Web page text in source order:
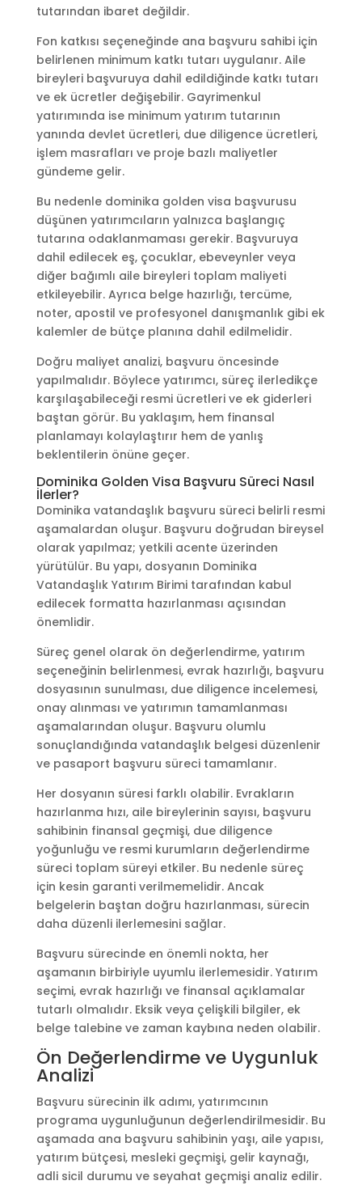
tutarından ibaret değildir.
Fon katkısı seçeneğinde ana başvuru sahibi için
belirlenen minimum katkı tutarı uygulanır. Aile
bireyleri başvuruya dahil edildiğinde katkı tutarı
ve ek ücretler değişebilir. Gayrimenkul
yatırımında ise minimum yatırım tutarının
yanında devlet ücretleri, due diligence ücretleri,
işlem masrafları ve proje bazlı maliyetler
gündeme gelir.
Bu nedenle dominika golden visa başvurusu
düşünen yatırımcıların yalnızca başlangıç
tutarına odaklanmaması gerekir. Başvuruya
dahil edilecek eş, çocuklar, ebeveynler veya
diğer bağımlı aile bireyleri toplam maliyeti
etkileyebilir. Ayrıca belge hazırlığı, tercüme,
noter, apostil ve profesyonel danışmanlık gibi ek
kalemler de bütçe planına dahil edilmelidir.
Doğru maliyet analizi, başvuru öncesinde
yapılmalıdır. Böylece yatırımcı, süreç ilerledikçe
karşılaşabileceği resmi ücretleri ve ek giderleri
baştan görür. Bu yaklaşım, hem finansal
planlamayı kolaylaştırır hem de yanlış
beklentilerin önüne geçer.
Dominika Golden Visa Başvuru Süreci Nasıl
İlerler?
Dominika vatandaşlık başvuru süreci belirli resmi
aşamalardan oluşur. Başvuru doğrudan bireysel
olarak yapılmaz; yetkili acente üzerinden
yürütülür. Bu yapı, dosyanın Dominika
Vatandaşlık Yatırım Birimi tarafından kabul
edilecek formatta hazırlanması açısından
önemlidir.
Süreç genel olarak ön değerlendirme, yatırım
seçeneğinin belirlenmesi, evrak hazırlığı, başvuru
dosyasının sunulması, due diligence incelemesi,
onay alınması ve yatırımın tamamlanması
aşamalarından oluşur. Başvuru olumlu
sonuçlandığında vatandaşlık belgesi düzenlenir
ve pasaport başvuru süreci tamamlanır.
Her dosyanın süresi farklı olabilir. Evrakların
hazırlanma hızı, aile bireylerinin sayısı, başvuru
sahibinin finansal geçmişi, due diligence
yoğunluğu ve resmi kurumların değerlendirme
süreci toplam süreyi etkiler. Bu nedenle süreç
için kesin garanti verilmemelidir. Ancak
belgelerin baştan doğru hazırlanması, sürecin
daha düzenli ilerlemesini sağlar.
Başvuru sürecinde en önemli nokta, her
aşamanın birbiriyle uyumlu ilerlemesidir. Yatırım
seçimi, evrak hazırlığı ve finansal açıklamalar
tutarlı olmalıdır. Eksik veya çelişkili bilgiler, ek
belge talebine ve zaman kaybına neden olabilir.
Ön Değerlendirme ve Uygunluk
Analizi
Başvuru sürecinin ilk adımı, yatırımcının
programa uygunluğunun değerlendirilmesidir. Bu
aşamada ana başvuru sahibinin yaşı, aile yapısı,
yatırım bütçesi, mesleki geçmişi, gelir kaynağı,
adli sicil durumu ve seyahat geçmişi analiz edilir.